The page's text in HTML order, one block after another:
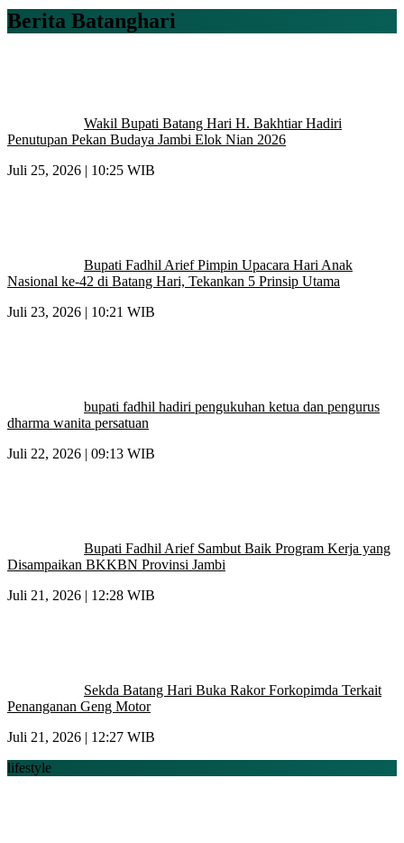
Berita Batanghari
Wakil Bupati Batang Hari H. Bakhtiar Hadiri
Penutupan Pekan Budaya Jambi Elok Nian 2026
Juli 25, 2026 | 10:25 WIB
Bupati Fadhil Arief Pimpin Upacara Hari Anak
Nasional ke-42 di Batang Hari, Tekankan 5 Prinsip Utama
Juli 23, 2026 | 10:21 WIB
bupati fadhil hadiri pengukuhan ketua dan pengurus
dharma wanita persatuan
Juli 22, 2026 | 09:13 WIB
Bupati Fadhil Arief Sambut Baik Program Kerja yang
Disampaikan BKKBN Provinsi Jambi
Juli 21, 2026 | 12:28 WIB
Sekda Batang Hari Buka Rakor Forkopimda Terkait
Penanganan Geng Motor
Juli 21, 2026 | 12:27 WIB
lifestyle